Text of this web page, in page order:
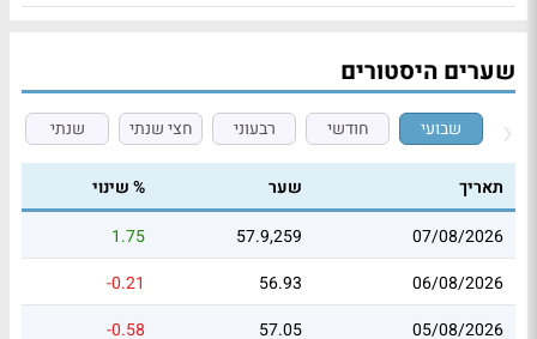
שערים היסטורים
שבועי חודשי רבעוני חצי שנתי שנתי
תאריך שער
% שינוי
07/08/2026
57.9,259
1.75
06/08/2026
56.93
-0.21
05/08/2026
57.05
-0.58